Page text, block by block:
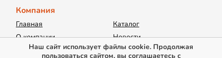
Компания
Главная
Каталог
О компании
Новости
Акции
Доставка
Наш сайт использует файлы cookie. Продолжая
пользоваться сайтом, вы соглашаетесь с